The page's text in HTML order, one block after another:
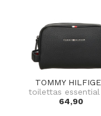
TOMMY
toilettas
64,90